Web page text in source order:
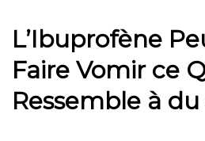
L’Ibuprofène
Faire Vomir ce
Ressemble à